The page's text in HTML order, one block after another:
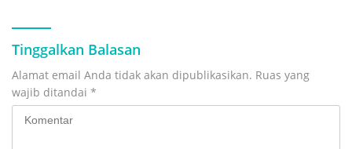
Tinggalkan Balasan
Alamat email Anda tidak akan dipublikasikan. Ruas yang
wajib ditandai *